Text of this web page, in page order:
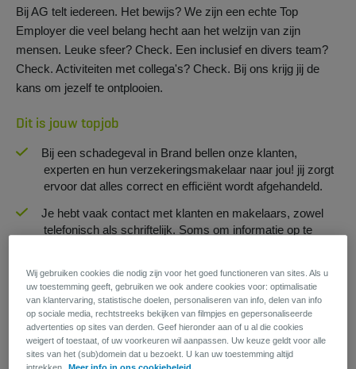
Bij AG telt iedereen. Het bewijs? We zijn een echte Top
Employer die veel belang hecht aan het welzijn van zijn
mensen. Leuke sfeer? Check. Een inclusief en divers team?
Check. Activiteiten met collega's? Check. Bij ons krijg jij de
kans om jezelf te ontplooien.
Dit is jouw topjob
Bij een schadegeval in Brand bellen onze klanten,
experten en hun verzekeringsmakelaar naar jou! jij zorgt
ervoor dat alles correct en efficiënt wordt afgehandeld.
Je hebt vaak contact met klanten en makelaars, zowel
telefonisch als schriftelijk. Soms om informatie op te
Heb je alle info? Prima. Dan ben je in staat om dossiers te
analyseren en een onderbouwd standpunt in te nemen.
Herken je jezelf hierin?
Wij gebruiken cookies die nodig zijn voor het goed functioneren van sites. Als u
uw toestemming geeft, gebruiken we ook andere cookies voor: optimalisatie
van klantervaring, statistische doelen, personaliseren van info, delen van info
op sociale media, rechtstreeks bekijken van filmpjes en gepersonaliseerde
advertenties op sites van derden. Geef hieronder aan of u al die cookies
weigert of toestaat, of uw voorkeuren wil aanpassen. Uw keuze geldt voor alle
sites van het (sub)domein dat u bezoekt. U kan uw toestemming altijd